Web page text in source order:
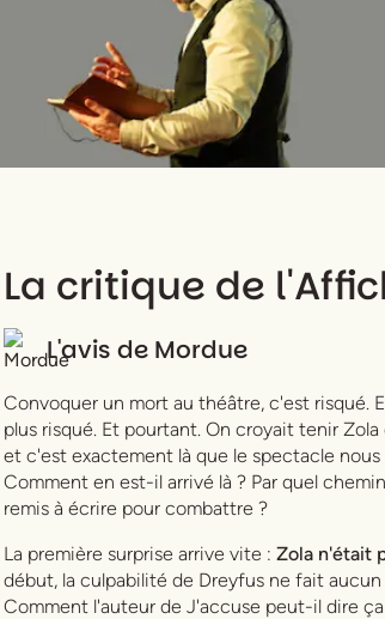
La critique de
L'avis de Mordue
Convoquer un mort au théâtre, c'est risqué.
plus risqué. Et pourtant. On croyait tenir
et c'est exactement là que le spectacle nous
Comment en est-il arrivé là ? Par quel
remis à écrire pour combattre ?
La première surprise arrive vite : Zola n'était
début, la culpabilité de Dreyfus ne fait
Comment l'auteur de J'accuse peut-il dire